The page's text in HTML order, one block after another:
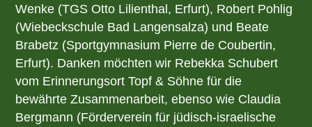
Wenke (TGS Otto Lilienthal, Erfurt), Robert Pohlig
(Wiebeckschule Bad Langensalza) und Beate
Brabetz (Sportgymnasium Pierre de Coubertin,
Erfurt). Danken möchten wir Rebekka Schubert
vom Erinnerungsort Topf & Söhne für die
bewährte Zusammenarbeit, ebenso wie Claudia
Bergmann (Förderverein für jüdisch-israelische